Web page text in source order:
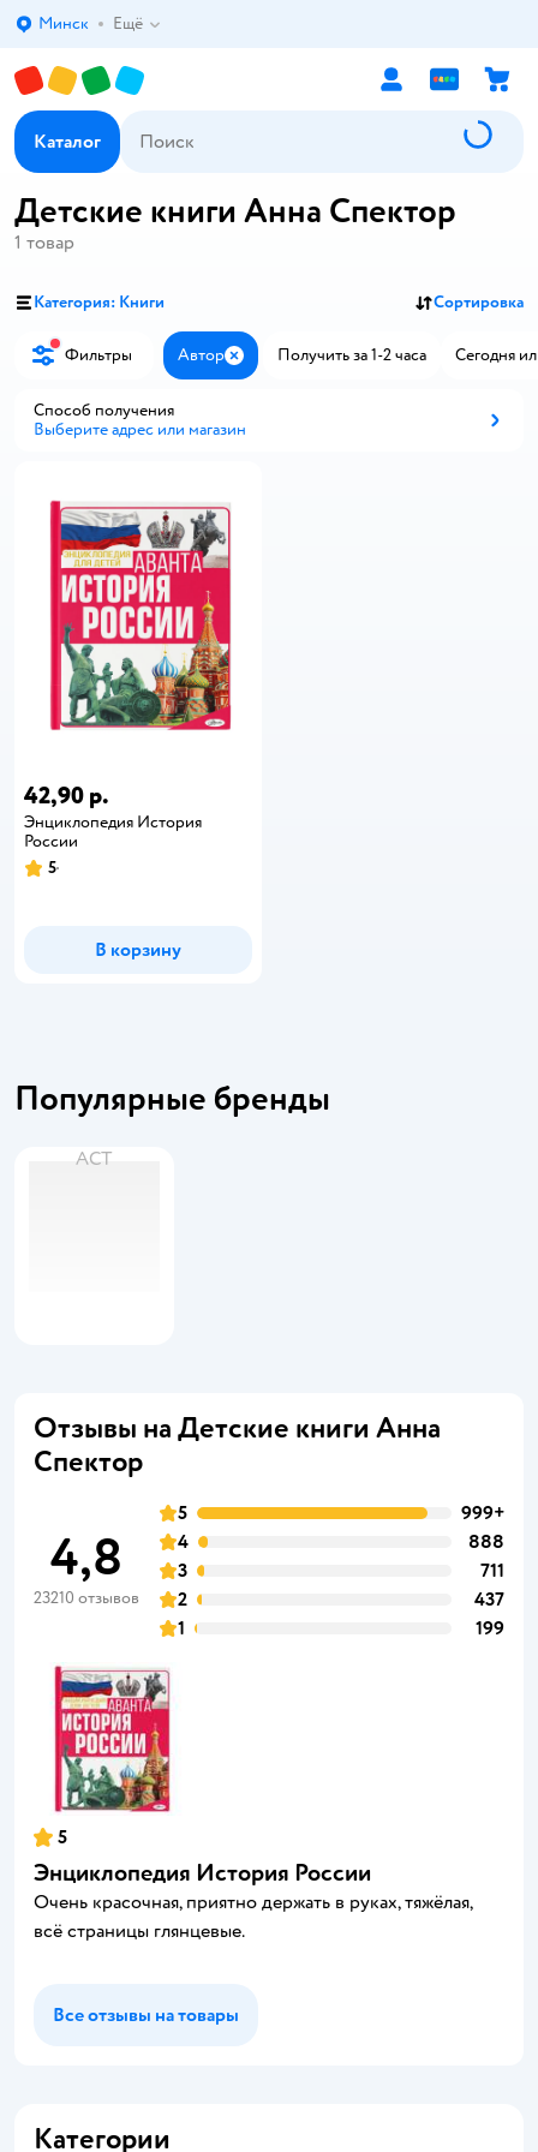
Выбор адреса доставки.
Минск Ещё
Каталог
Детские книги Анна Спектор
1 товар
Категория: Книги Сортировка
Фильтры Автор ЗакрытьПолучить за 1-2 часа Сегодня
Способ получения
Выберите адрес или магазин
42,90 р.
Энциклопедия История
России
5
В корзину
Популярные бренды
АСТ
Отзывы на Детские книги Анна
Спектор
4,8
23210 отзывов
5
999+
4
888
3
711
2
437
1
199
5
Энциклопедия История России
Очень красочная, приятно держать в руках, тяжёлая,
всё страницы глянцевые.
Все отзывы на товары
Категории